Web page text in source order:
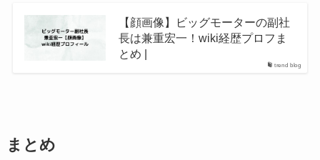
trend blog
【顔画像】ビッグモーターの副社
長は兼重宏一！wiki経歴プロフま
とめ |
まとめ